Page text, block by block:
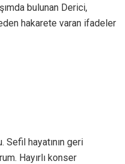
bulunan Derici,
hakarete varan ifadeler
Sefil hayatının geri
Hayırlı konser